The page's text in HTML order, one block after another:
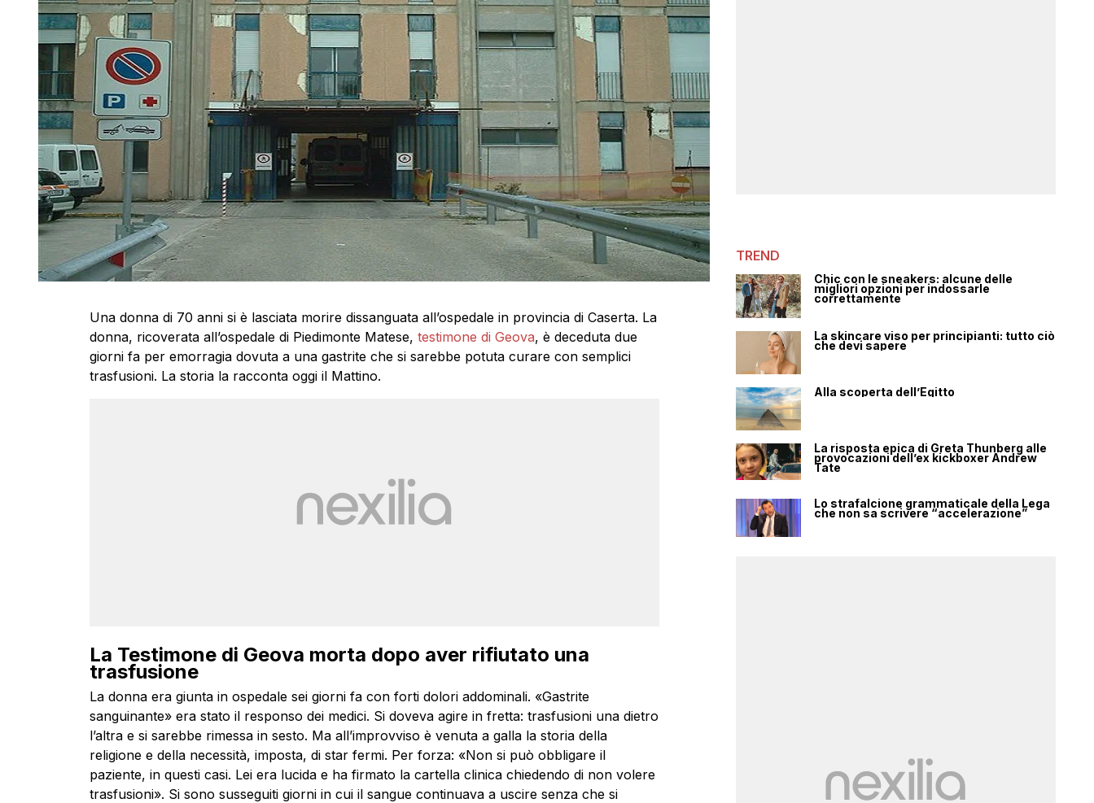
Una donna di 70 anni si è lasciata morire dissanguata all’ospedale in provincia di Caserta. La
donna, ricoverata all’ospedale di Piedimonte Matese, testimone di Geova, è deceduta due
giorni fa per emorragia dovuta a una gastrite che si sarebbe potuta curare con semplici
trasfusioni. La storia la racconta oggi il Mattino.
La Testimone di Geova morta dopo aver rifiutato una
trasfusione
La donna era giunta in ospedale sei giorni fa con forti dolori addominali. «Gastrite
sanguinante» era stato il responso dei medici. Si doveva agire in fretta: trasfusioni una dietro
l’altra e si sarebbe rimessa in sesto. Ma all’improvviso è venuta a galla la storia della
religione e della necessità, imposta, di star fermi. Per forza: «Non si può obbligare il
paziente, in questi casi. Lei era lucida e ha firmato la cartella clinica chiedendo di non volere
trasfusioni». Si sono susseguiti giorni in cui il sangue continuava a uscire senza che si
TREND
Chic con le sneakers: alcune delle
migliori opzioni per indossarle
correttamente
La skincare viso per principianti: tutto ciò
che devi sapere
Alla scoperta dell’Egitto
La risposta epica di Greta Thunberg alle
provocazioni dell’ex kickboxer Andrew
Tate
Lo strafalcione grammaticale della Lega
che non sa scrivere “accelerazione”